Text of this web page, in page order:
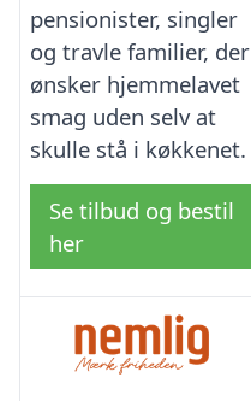
pensionister, singler
og travle familier, der
ønsker hjemmelavet
smag uden selv at
skulle stå i køkkenet.
Se tilbud og bestil
her